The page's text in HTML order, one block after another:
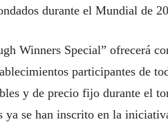
durante el Mundial de
Winners Special” ofrecerá
participantes de
y de precio fijo durante el
ya se han inscrito en la